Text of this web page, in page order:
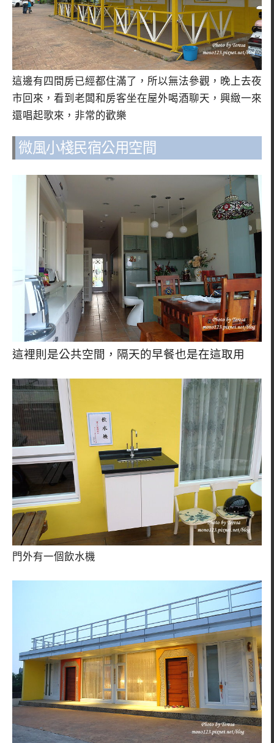
這邊有四間房已經都住滿了，所以無法參觀，晚上去夜
市回來，看到老闆和房客坐在屋外喝酒聊天，興緻一來
還唱起歌來，非常的歡樂
微風小棧民宿公用空間
這裡則是公共空間，隔天的早餐也是在這取用
門外有一個飲水機